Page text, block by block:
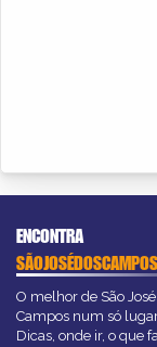
ENCONTRA
SÃOJOSÉDOSCAMPOS
O melhor de São
Campos num só
Dicas, onde ir, o que